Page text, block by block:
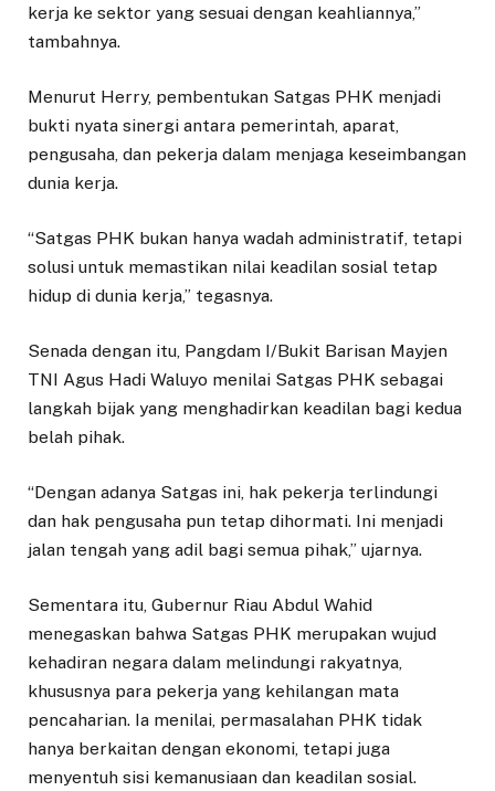
kerja ke sektor yang sesuai dengan keahliannya,”
tambahnya.
Menurut Herry, pembentukan Satgas PHK menjadi
bukti nyata sinergi antara pemerintah, aparat,
pengusaha, dan pekerja dalam menjaga keseimbangan
dunia kerja.
“Satgas PHK bukan hanya wadah administratif, tetapi
solusi untuk memastikan nilai keadilan sosial tetap
hidup di dunia kerja,” tegasnya.
Senada dengan itu, Pangdam I/Bukit Barisan Mayjen
TNI Agus Hadi Waluyo menilai Satgas PHK sebagai
langkah bijak yang menghadirkan keadilan bagi kedua
belah pihak.
“Dengan adanya Satgas ini, hak pekerja terlindungi
dan hak pengusaha pun tetap dihormati. Ini menjadi
jalan tengah yang adil bagi semua pihak,” ujarnya.
Sementara itu, Gubernur Riau Abdul Wahid
menegaskan bahwa Satgas PHK merupakan wujud
kehadiran negara dalam melindungi rakyatnya,
khususnya para pekerja yang kehilangan mata
pencaharian. Ia menilai, permasalahan PHK tidak
hanya berkaitan dengan ekonomi, tetapi juga
menyentuh sisi kemanusiaan dan keadilan sosial.